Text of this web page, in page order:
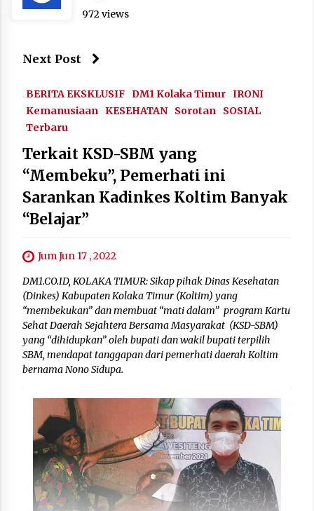
972 views
Next Post
BERITA EKSKLUSIF DM1 Kolaka Timur IRONI
Kemanusiaan KESEHATAN Sorotan
SOSIAL
Terbaru
Terkait KSD-SBM yang
“Membeku”, Pemerhati ini
Sarankan Kadinkes Koltim Banyak
“Belajar”
Jum Jun 17 , 2022
DM1.CO.ID, KOLAKA TIMUR: Sikap pihak Dinas Kesehatan
(Dinkes) Kabupaten Kolaka Timur (Koltim) yang
“membekukan” dan membuat “mati dalam” program Kartu
Sehat Daerah Sejahtera Bersama Masyarakat (KSD-SBM)
yang “dihidupkan” oleh bupati dan wakil bupati terpilih
SBM, mendapat tanggapan dari pemerhati daerah Koltim
bernama Nono Sidupa.